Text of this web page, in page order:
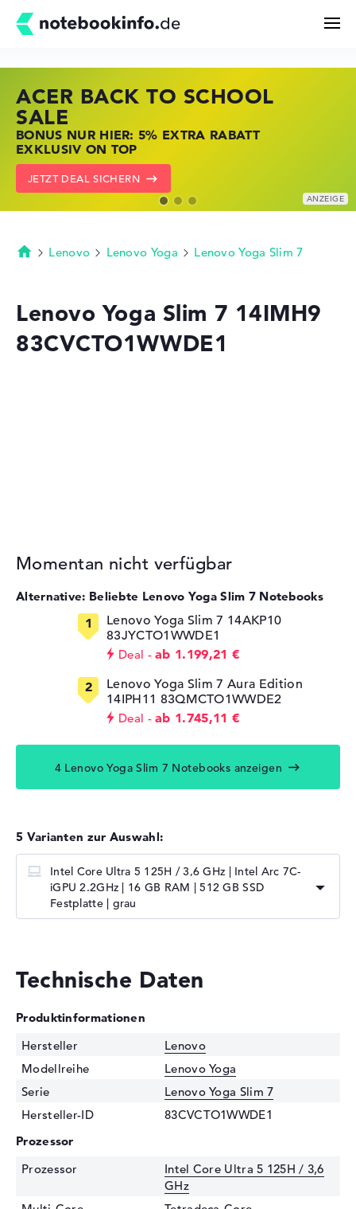
Kaufberatung
Technik & Wissen
Deals
Merkzettel
ACER BACK TO SCHOOL
SALE
BONUS NUR HIER: 5% EXTRA RABATT
EXKLUSIV ON TOP
JETZT DEAL SICHERN
HP STORE SSV DEALS
JETZT ZUGREIFEN: NOTEBOOKS BEI HP
KRÄFTIG REDUZIERT
ZU DEN HP ANGEBOTEN
LENOVO LAPTOP DEALS
NOTEBOOKS BEI LENOVO JETZT
KRÄFTIG REDUZIERT
LENOVO DEALS ZEIGEN
Startseite
Lenovo Lenovo Yoga Lenovo Yoga Slim 7
Lenovo Yoga Slim 7 14IMH9
83CVCTO1WWDE1
Momentan nicht verfügbar
Alternative: Beliebte Lenovo Yoga Slim 7 Notebooks
Lenovo Yoga Slim 7 14AKP10
83JYCTO1WWDE1
Deal
ab 1.199,21 €
Lenovo Yoga Slim 7 Aura Edition
14IPH11 83QMCTO1WWDE2
Deal ab 1.745,11 €
4 Lenovo Yoga Slim 7 Notebooks anzeigen
5 Varianten zur Auswahl:
Intel Core Ultra 5 125H / 3,6 GHz | Intel Arc 7C-
iGPU 2.2GHz | 16 GB RAM | 512 GB SSD
Festplatte | grau
Technische Daten
Produktinformationen
Hersteller
Lenovo
Modellreihe
Lenovo Yoga
Serie
Lenovo Yoga Slim 7
Hersteller-ID
83CVCTO1WWDE1
Prozessor
Prozessor
Intel Core Ultra 5 125H / 3,6
GHz